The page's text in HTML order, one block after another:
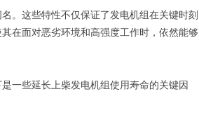
。这些特性不仅保证了发电机组在关键时刻
在面对恶劣环境和高强度工作时，依然能够
一些延长上柴发电机组使用寿命的关键因